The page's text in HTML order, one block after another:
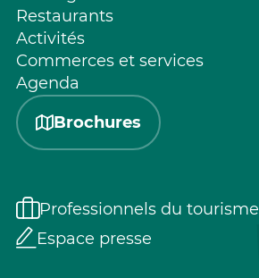
Restaurants
Activités
Commerces et services
Agenda
Brochures
Professionnels du tourisme
Espace presse